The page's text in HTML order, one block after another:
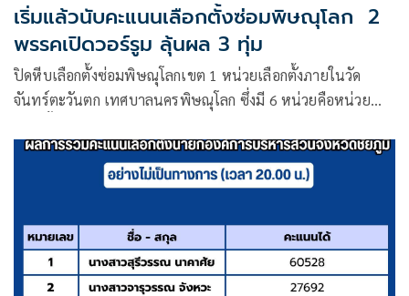
เริ่มแล้วนับคะแนนเลือกตั้งซ่อมพิษณุโลก 2
พรรคเปิดวอร์รูม ลุ้นผล 3 ทุ่ม
ปิดหีบเลือกตั้งซ่อมพิษณุโลกเขต 1 หน่วยเลือกตั้งภายในวัด
จันทร์ตะวันตก เทศบาลนครพิษณุโลก ซึ่งมี 6 หน่วยคือหน่วย
ทุ่ม